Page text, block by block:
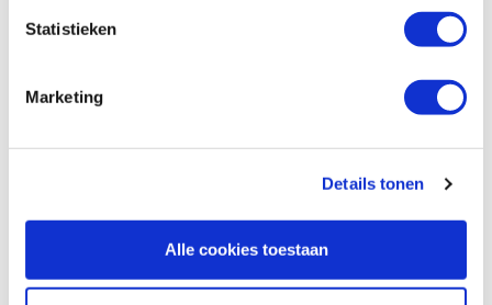
Statistieken
Marketing
Details tonen
Alle cookies toestaan
Schuurschijven Ø 75 mm korrel 400, 10
Productnumber: 27658
€ 9,60 incl. VAT
€ 7,93 excl. VAT